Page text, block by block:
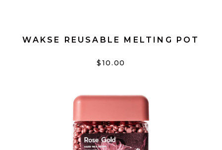
WAKSE REUSABLE MELTING POT
$10.00